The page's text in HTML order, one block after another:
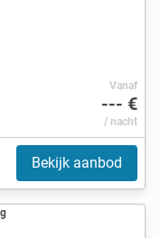
Vanaf
--- €
/ nacht
Bekijk aanbod